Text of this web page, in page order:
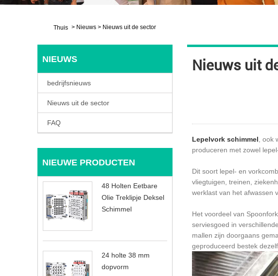
Thuis > Nieuws > Nieuws uit de sector
NIEUWS
bedrijfsnieuws
Nieuws uit de sector
FAQ
NIEUWE PRODUCTEN
48 Holten Eetbare
Olie Treklipje Deksel
Schimmel
24 holte 38 mm
dopvorm
Nieuws uit
Lepelvork schimmel ,
produceren met zowel
Dit soort lepel- en
vliegtuigen, treinen,
werklast van het afwassen
Het voordeel van
serviesgoed in
mallen zijn doorgaans
geproduceerd bestek